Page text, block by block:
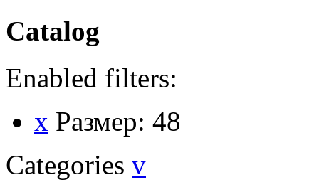
Catalog
Enabled filters:
x Размер: 48
Categories v